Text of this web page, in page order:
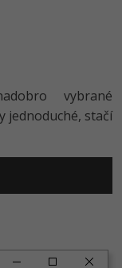
vybrané
jednoduché, stačí